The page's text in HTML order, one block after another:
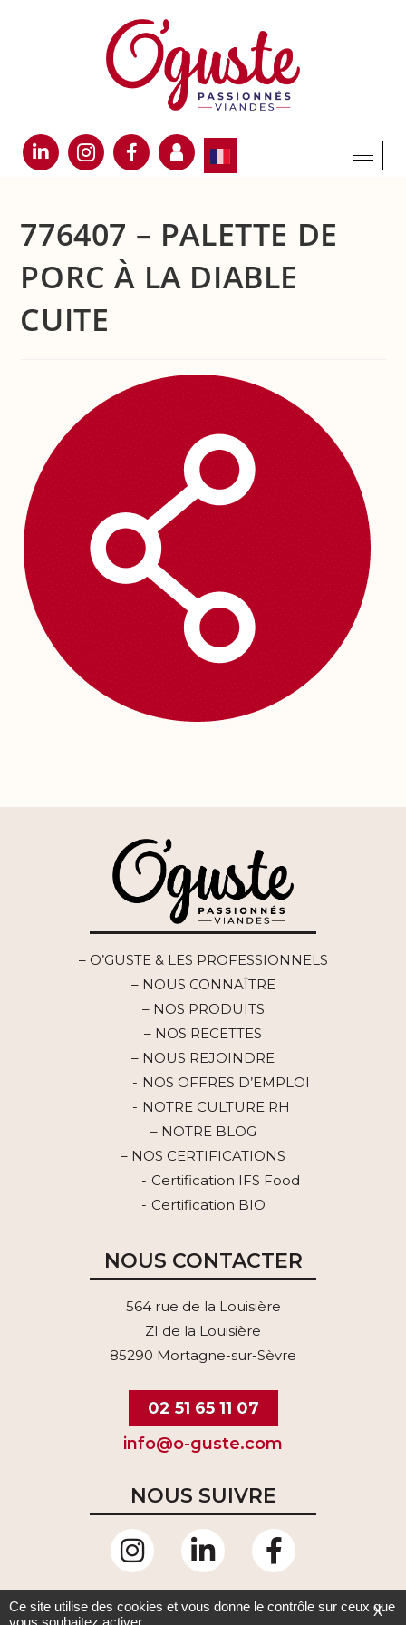
776407 – PALETTE DE
PORC À LA DIABLE
CUITE
– O’GUSTE & LES PROFESSIONNELS
– NOUS CONNAÎTRE
– NOS PRODUITS
– NOS RECETTES
– NOUS REJOINDRE
NOS OFFRES D’EMPLOI
NOTRE CULTURE RH
– NOTRE BLOG
– NOS CERTIFICATIONS
Certification IFS Food
Certification BIO
NOUS CONTACTER
564 rue de la Louisière
ZI de la Louisière
85290 Mortagne-sur-Sèvre
02 51 65 11 07
info@o-guste.com
NOUS SUIVRE
X
Ce site utilise des cookies et vous donne le contrôle sur ceux que
vous souhaitez activer